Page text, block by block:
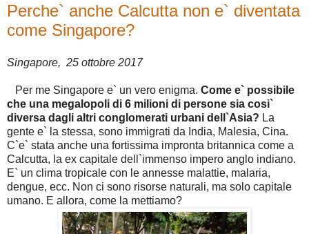
Perche` anche Calcutta non e` diventata
come Singapore?
Singapore, 25 ottobre 2017
Per me Singapore e` un vero enigma. Come e` possibile
che una megalopoli di 6 milioni di persone sia cosi`
diversa dagli altri conglomerati urbani dell`Asia? La
gente e` la stessa, sono immigrati da India, Malesia, Cina.
C`e` stata anche una fortissima impronta britannica come a
Calcutta, la ex capitale dell`immenso impero anglo indiano.
E` un clima tropicale con le annesse malattie, malaria,
dengue, ecc. Non ci sono risorse naturali, ma solo capitale
umano. E allora, come la mettiamo?